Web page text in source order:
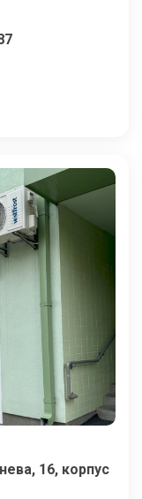
16, корпус